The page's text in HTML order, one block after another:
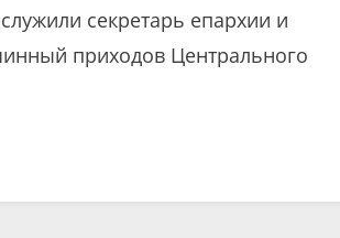
секретарь епархии и
приходов Центрального